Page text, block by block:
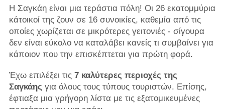
Η Σαγκάη είναι μια τεράστια πόλη! Οι 26 εκατομμύρια
κάτοικοί της ζουν σε 16 συνοικίες, καθεμία από τις
οποίες χωρίζεται σε μικρότερες γειτονιές - σίγουρα
δεν είναι εύκολο να καταλάβει κανείς τι συμβαίνει για
κάποιον που την επισκέπτεται για πρώτη φορά.
Έχω επιλέξει τις 7 καλύτερες περιοχές της
Σαγκάης για όλους τους τύπους τουριστών. Επίσης,
έφτιαξα μια γρήγορη λίστα με τις εξατομικευμένες